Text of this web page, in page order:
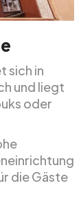
sich in
und liegt
oder
die Gäste